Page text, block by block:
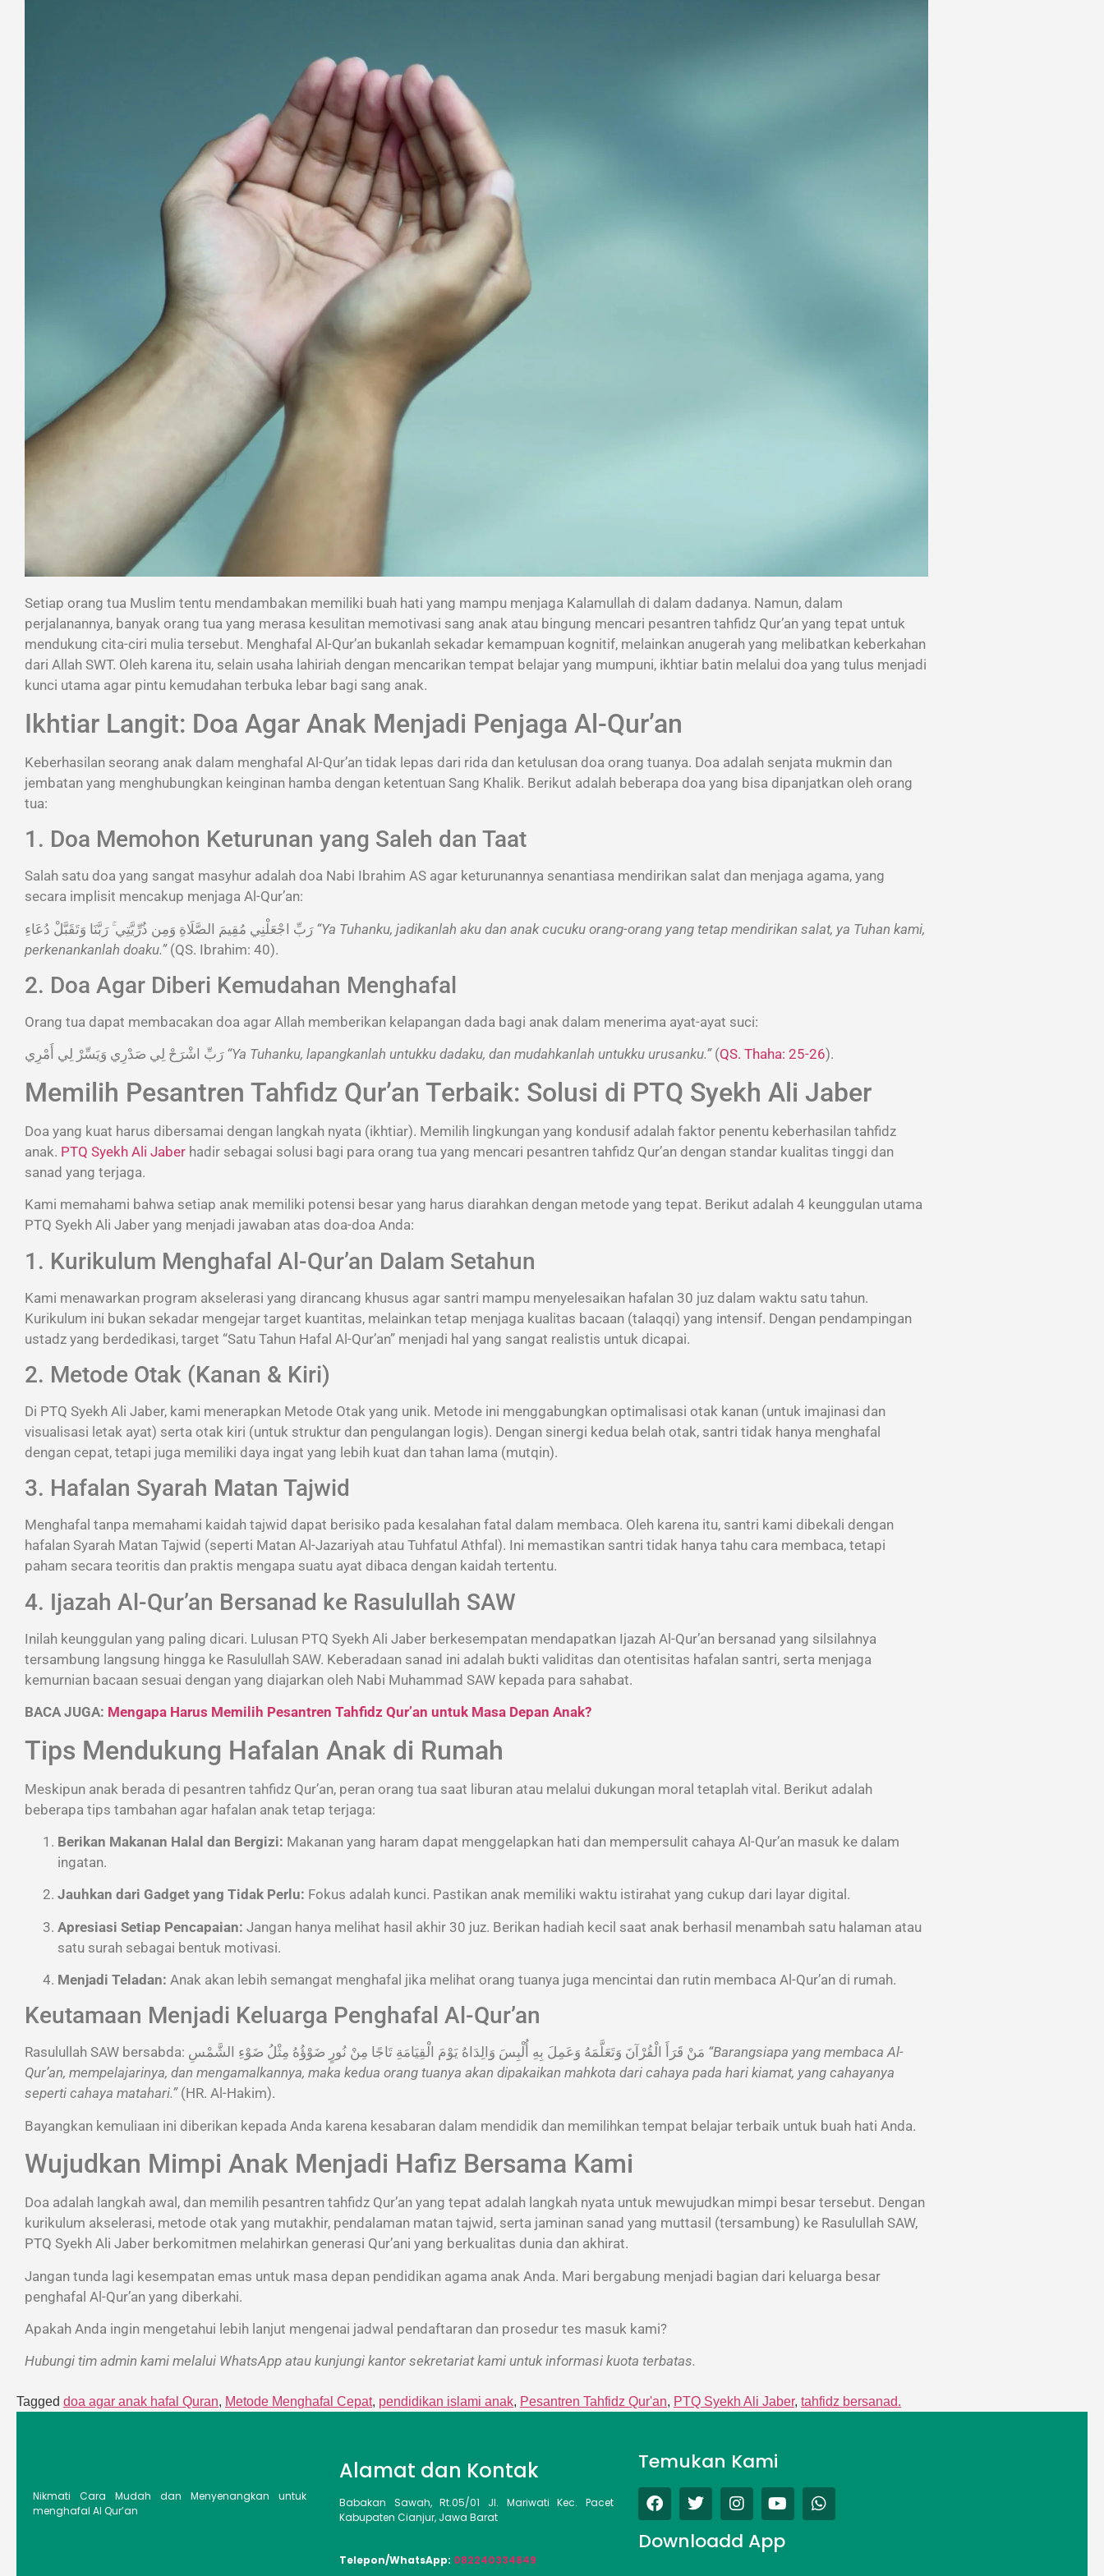
Setiap orang tua Muslim tentu mendambakan memiliki buah hati yang mampu menjaga Kalamullah di dalam dadanya. Namun, dalam
perjalanannya, banyak orang tua yang merasa kesulitan memotivasi sang anak atau bingung mencari pesantren tahfidz Qur’an yang tepat untuk
mendukung cita-ciri mulia tersebut. Menghafal Al-Qur’an bukanlah sekadar kemampuan kognitif, melainkan anugerah yang melibatkan keberkahan
dari Allah SWT. Oleh karena itu, selain usaha lahiriah dengan mencarikan tempat belajar yang mumpuni, ikhtiar batin melalui doa yang tulus menjadi
kunci utama agar pintu kemudahan terbuka lebar bagi sang anak.
Ikhtiar Langit: Doa Agar Anak Menjadi Penjaga Al-Qur’an
Keberhasilan seorang anak dalam menghafal Al-Qur’an tidak lepas dari rida dan ketulusan doa orang tuanya. Doa adalah senjata mukmin dan
jembatan yang menghubungkan keinginan hamba dengan ketentuan Sang Khalik. Berikut adalah beberapa doa yang bisa dipanjatkan oleh orang
tua:
1. Doa Memohon Keturunan yang Saleh dan Taat
Salah satu doa yang sangat masyhur adalah doa Nabi Ibrahim AS agar keturunannya senantiasa mendirikan salat dan menjaga agama, yang
secara implisit mencakup menjaga Al-Qur’an:
رَبِّ اجْعَلْنِي مُقِيمَ الصَّلَاةِ وَمِن ذُرِّيَّتِي ۚ رَبَّنَا وَتَقَبَّلْ دُعَاءِ “Ya Tuhanku, jadikanlah aku dan anak cucuku orang-orang yang tetap mendirikan salat, ya Tuhan kami,
perkenankanlah doaku.”(QS. Ibrahim: 40).
2. Doa Agar Diberi Kemudahan Menghafal
Orang tua dapat membacakan doa agar Allah memberikan kelapangan dada bagi anak dalam menerima ayat-ayat suci:
رَبِّ اشْرَحْ لِي صَدْرِي وَيَسِّرْ لِي أَمْرِي “Ya Tuhanku, lapangkanlah untukku dadaku, dan mudahkanlah untukku urusanku.”(QS. Thaha: 25-26).
Memilih Pesantren Tahfidz Qur’an Terbaik: Solusi di PTQ Syekh Ali Jaber
Doa yang kuat harus dibersamai dengan langkah nyata (ikhtiar). Memilih lingkungan yang kondusif adalah faktor penentu keberhasilan tahfidz
anak. PTQ Syekh Ali Jaber hadir sebagai solusi bagi para orang tua yang mencari pesantren tahfidz Qur’an dengan standar kualitas tinggi dan
sanad yang terjaga.
Kami memahami bahwa setiap anak memiliki potensi besar yang harus diarahkan dengan metode yang tepat. Berikut adalah 4 keunggulan utama
PTQ Syekh Ali Jaber yang menjadi jawaban atas doa-doa Anda:
1. Kurikulum Menghafal Al-Qur’an Dalam Setahun
Kami menawarkan program akselerasi yang dirancang khusus agar santri mampu menyelesaikan hafalan 30 juz dalam waktu satu tahun.
Kurikulum ini bukan sekadar mengejar target kuantitas, melainkan tetap menjaga kualitas bacaan (talaqqi) yang intensif. Dengan pendampingan
ustadz yang berdedikasi, target “Satu Tahun Hafal Al-Qur’an” menjadi hal yang sangat realistis untuk dicapai.
2. Metode Otak (Kanan & Kiri)
Di PTQ Syekh Ali Jaber, kami menerapkan Metode Otak yang unik. Metode ini menggabungkan optimalisasi otak kanan (untuk imajinasi dan
visualisasi letak ayat) serta otak kiri (untuk struktur dan pengulangan logis). Dengan sinergi kedua belah otak, santri tidak hanya menghafal
dengan cepat, tetapi juga memiliki daya ingat yang lebih kuat dan tahan lama (mutqin).
3. Hafalan Syarah Matan Tajwid
Menghafal tanpa memahami kaidah tajwid dapat berisiko pada kesalahan fatal dalam membaca. Oleh karena itu, santri kami dibekali dengan
hafalan Syarah Matan Tajwid (seperti Matan Al-Jazariyah atau Tuhfatul Athfal). Ini memastikan santri tidak hanya tahu cara membaca, tetapi
paham secara teoritis dan praktis mengapa suatu ayat dibaca dengan kaidah tertentu.
4. Ijazah Al-Qur’an Bersanad ke Rasulullah SAW
Inilah keunggulan yang paling dicari. Lulusan PTQ Syekh Ali Jaber berkesempatan mendapatkan Ijazah Al-Qur’an bersanad yang silsilahnya
tersambung langsung hingga ke Rasulullah SAW. Keberadaan sanad ini adalah bukti validitas dan otentisitas hafalan santri, serta menjaga
kemurnian bacaan sesuai dengan yang diajarkan oleh Nabi Muhammad SAW kepada para sahabat.
BACA JUGA: Mengapa Harus Memilih Pesantren Tahfidz Qur’an untuk Masa Depan Anak?
Tips Mendukung Hafalan Anak di Rumah
Meskipun anak berada di pesantren tahfidz Qur’an, peran orang tua saat liburan atau melalui dukungan moral tetaplah vital. Berikut adalah
beberapa tips tambahan agar hafalan anak tetap terjaga:
Berikan Makanan Halal dan Bergizi: Makanan yang haram dapat menggelapkan hati dan mempersulit cahaya Al-Qur’an masuk ke dalam
ingatan.
Jauhkan dari Gadget yang Tidak Perlu: Fokus adalah kunci. Pastikan anak memiliki waktu istirahat yang cukup dari layar digital.
Apresiasi Setiap Pencapaian: Jangan hanya melihat hasil akhir 30 juz. Berikan hadiah kecil saat anak berhasil menambah satu halaman atau
satu surah sebagai bentuk motivasi.
Menjadi Teladan: Anak akan lebih semangat menghafal jika melihat orang tuanya juga mencintai dan rutin membaca Al-Qur’an di rumah.
Keutamaan Menjadi Keluarga Penghafal Al-Qur’an
“Barangsiapa yang membaca Al-
Qur’an, mempelajarinya, dan mengamalkannya, maka kedua orang tuanya akan dipakaikan mahkota dari cahaya pada hari kiamat, yang cahayanya
seperti cahaya matahari.”(HR. Al-Hakim).
Bayangkan kemuliaan ini diberikan kepada Anda karena kesabaran dalam mendidik dan memilihkan tempat belajar terbaik untuk buah hati Anda.
Wujudkan Mimpi Anak Menjadi Hafiz Bersama Kami
Doa adalah langkah awal, dan memilih pesantren tahfidz Qur’an yang tepat adalah langkah nyata untuk mewujudkan mimpi besar tersebut. Dengan
kurikulum akselerasi, metode otak yang mutakhir, pendalaman matan tajwid, serta jaminan sanad yang muttasil (tersambung) ke Rasulullah SAW,
PTQ Syekh Ali Jaber berkomitmen melahirkan generasi Qur’ani yang berkualitas dunia dan akhirat.
Jangan tunda lagi kesempatan emas untuk masa depan pendidikan agama anak Anda. Mari bergabung menjadi bagian dari keluarga besar
penghafal Al-Qur’an yang diberkahi.
Apakah Anda ingin mengetahui lebih lanjut mengenai jadwal pendaftaran dan prosedur tes masuk kami?
Hubungi tim admin kami melalui WhatsApp atau kunjungi kantor sekretariat kami untuk informasi kuota terbatas.
Tagged doa agar anak hafal Quran, Metode Menghafal Cepat, pendidikan islami anak, Pesantren Tahfidz Qur'an, PTQ Syekh Ali Jaber, tahfidz bersanad.
Nikmati Cara Mudah dan Menyenangkan untuk
menghafal Al Qur’an
Alamat dan Kontak
Babakan Sawah, Rt.05/01 Jl. Mariwati Kec. Pacet
Kabupaten Cianjur, Jawa Barat
Telepon/WhatsApp: 082240334849
Temukan Kami
Downloadd App